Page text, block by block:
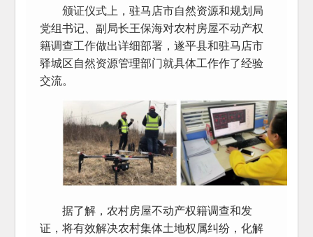
颁证仪式上，驻马店市自然资源和规划局
党组书记、副局长王保海对农村房屋不动产权
籍调查工作做出详细部署，遂平县和驻马店市
驿城区自然资源管理部门就具体工作作了经验
交流。
据了解，农村房屋不动产权籍调查和发
证，将有效解决农村集体土地权属纠纷，化解